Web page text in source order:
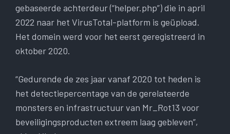
gebaseerde achterdeur (“helper.php”) die in april
2022 naar het VirusTotal-platform is geüpload.
Het domein werd voor het eerst geregistreerd in
oktober 2020.
“Gedurende de zes jaar vanaf 2020 tot heden is
het detectiepercentage van de gerelateerde
monsters en infrastructuur van Mr_Rot13 voor
beveiligingsproducten extreem laag gebleven”,